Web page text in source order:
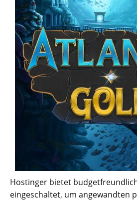
Hostinger bietet
eingeschaltet, um angewandten